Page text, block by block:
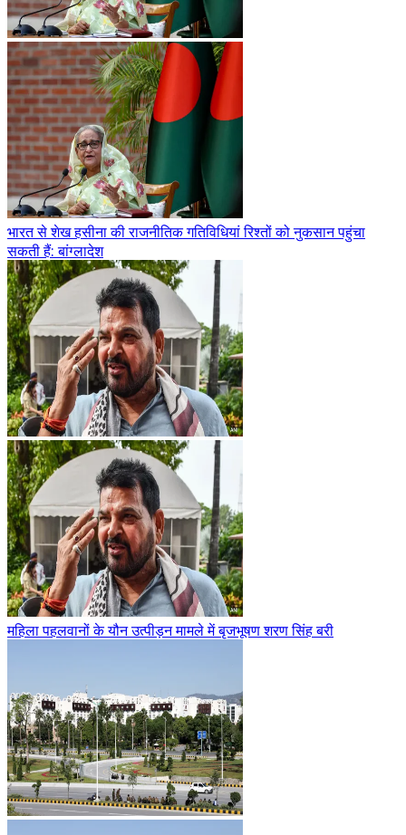
भारत से शेख हसीना की राजनीतिक गतिविधियां रिश्तों को नुकसान पहुंचा
सकती हैं: बांग्लादेश
महिला पहलवानों के यौन उत्पीड़न मामले में बृजभूषण शरण सिंह बरी